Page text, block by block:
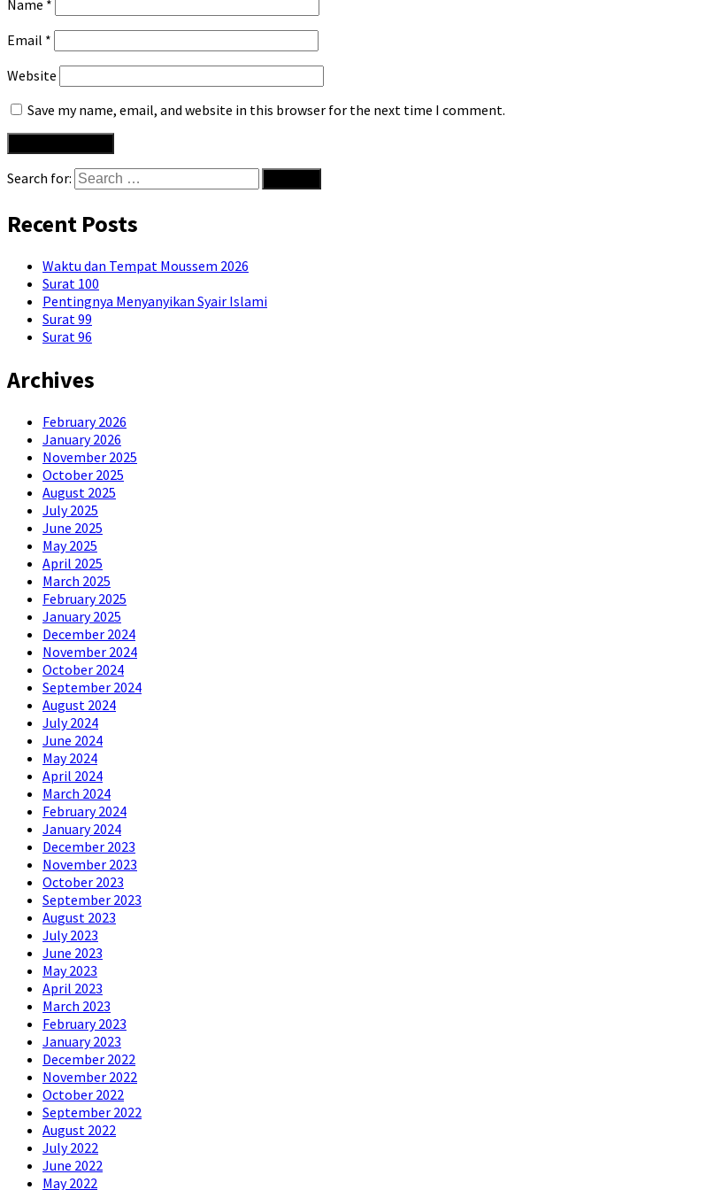
Name *
Email *
Website
Save my name, email, and website in this browser for the next time I comment.
Search for:
Recent Posts
Waktu dan Tempat Moussem 2026
Surat 100
Pentingnya Menyanyikan Syair Islami
Surat 99
Surat 96
Archives
February 2026
January 2026
November 2025
October 2025
August 2025
July 2025
June 2025
May 2025
April 2025
March 2025
February 2025
January 2025
December 2024
November 2024
October 2024
September 2024
August 2024
July 2024
June 2024
May 2024
April 2024
March 2024
February 2024
January 2024
December 2023
November 2023
October 2023
September 2023
August 2023
July 2023
June 2023
May 2023
April 2023
March 2023
February 2023
January 2023
December 2022
November 2022
October 2022
September 2022
August 2022
July 2022
June 2022
May 2022